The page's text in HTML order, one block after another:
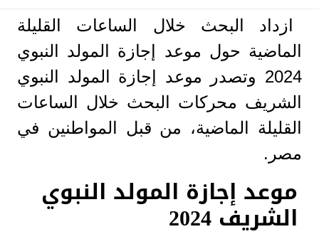
ازداد البحث خلال الساعات القليلة
الماضية حول موعد إجازة المولد النبوي
2024 وتصدر موعد إجازة المولد النبوي
الشريف محركات البحث خلال الساعات
القليلة الماضية، من قبل المواطنين في
مصر.
موعد إجازة المولد النبوي
الشريف 2024